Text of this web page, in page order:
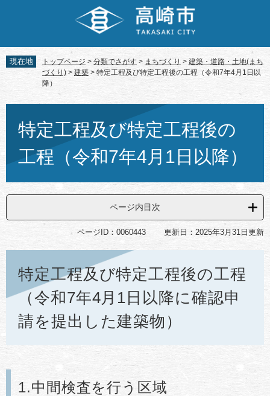
先
頭
を
飛
現在地 トップページ > 分類でさがす > まちづくり > 建築・道路・土地(まち
づくり) > 建築 > 特定工程及び特定工程後の工程（令和7年4月1日以
降）
特定工程及び特定工程後の
工程（令和7年4月1日以降）
ページ内目次
ページID：0060443 更新日：2025年3月31日更新
特定工程及び特定工程後の工程
（令和7年4月1日以降に確認申
請を提出した建築物）
1.中間検査を行う区域